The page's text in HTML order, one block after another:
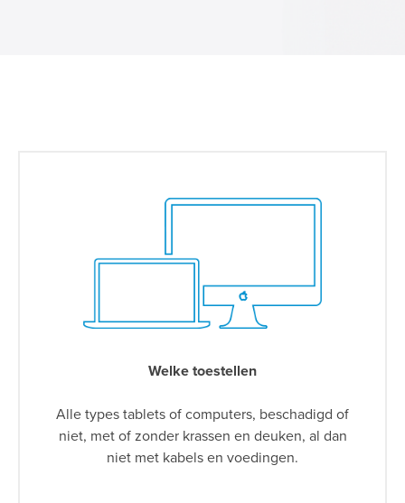
Welke toestellen
Alle types tablets of computers, beschadigd of
niet, met of zonder krassen en deuken, al dan
niet met kabels en voedingen.